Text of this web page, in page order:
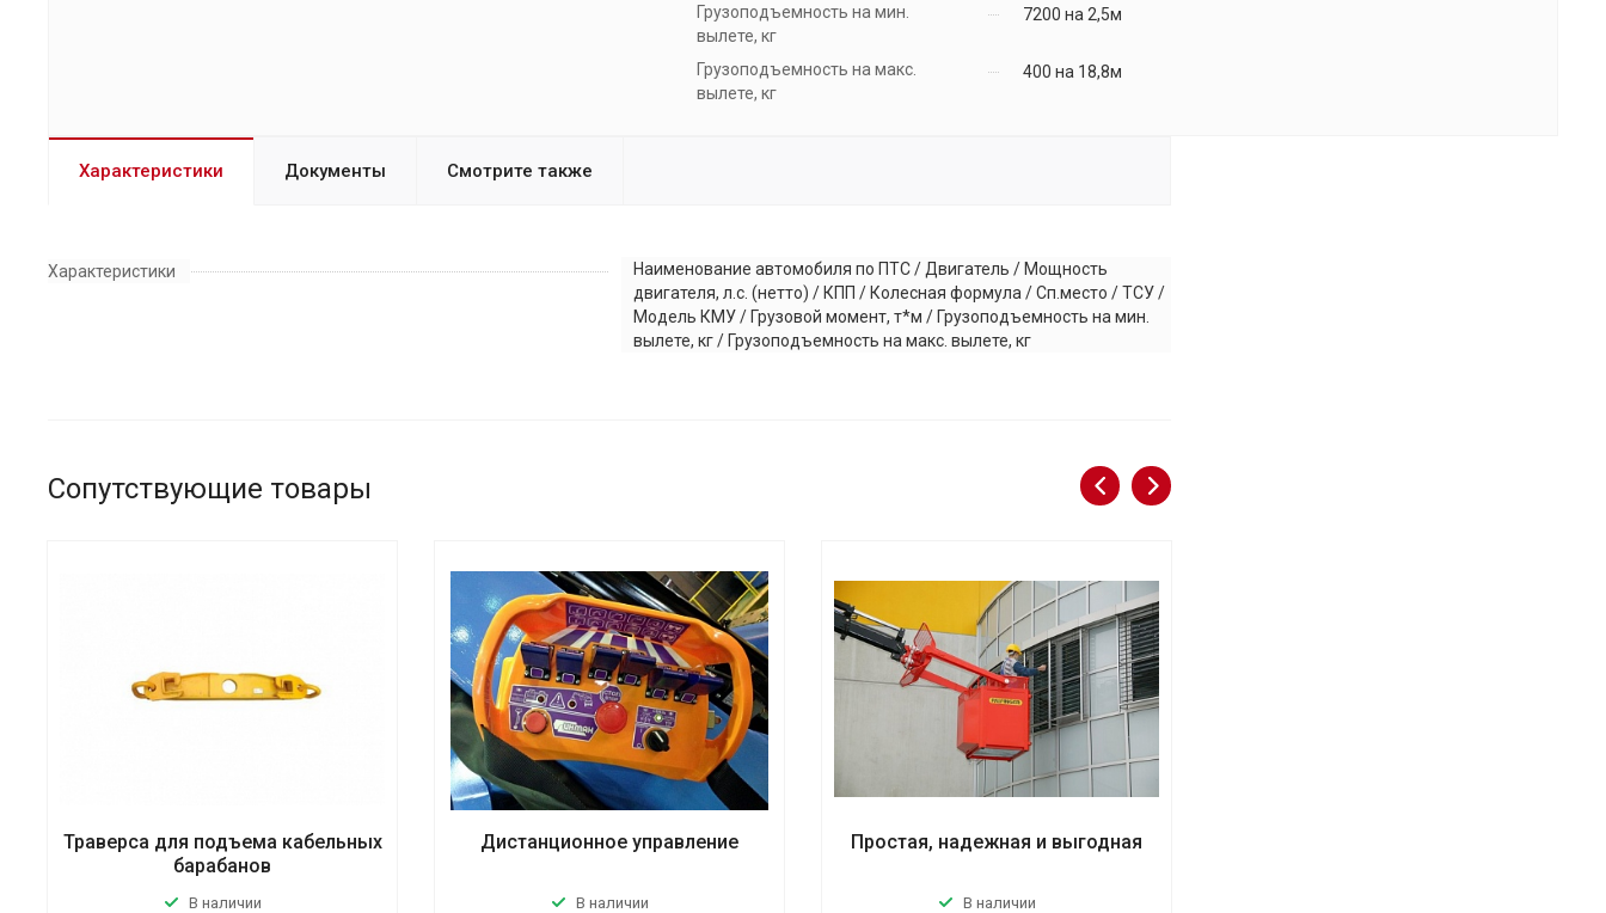
Грузоподъемность на мин.
вылете, кг
7200 на 2,5м
Грузоподъемность на макс.
вылете, кг
400 на 18,8м
Характеристики Документы Смотрите также
Характеристики
Наименование автомобиля по ПТС / Двигатель / Мощность
двигателя, л.с. (нетто) / КПП / Колесная формула / Сп.место / ТСУ /
Модель КМУ / Грузовой момент, т*м / Грузоподъемность на мин.
вылете, кг / Грузоподъемность на макс. вылете, кг
Сопутствующие товары
Траверса для подъема кабельных
барабанов
В наличии
Дистанционное управление
В наличии
Простая, надежная и выгодная
В наличии